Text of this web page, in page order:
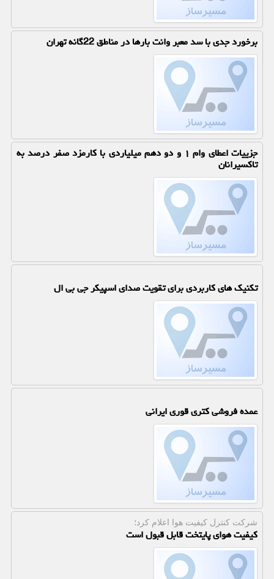
برخورد جدی با سد معبر وانت بارها در مناطق 22گانه تهران
جزییات اعطای وام ۱ و دو دهم میلیاردی با کارمزد صفر درصد به
تاکسیرانان
تکنیک های کاربردی برای تقویت صدای اسپیکر جی بی ال
عمده فروشی کتری قوری ایرانی
شركت كنترل كیفیت هوا اعلام كرد؛
کیفیت هوای پایتخت قابل قبول است